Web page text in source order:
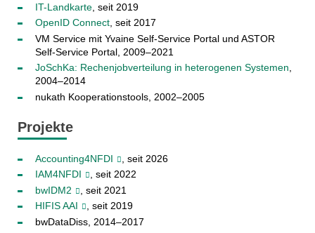
IT-Landkarte, seit 2019
OpenID Connect, seit 2017
VM Service mit Yvaine Self-Service Portal und ASTOR
Self-Service Portal, 2009–2021
JoSchKa: Rechenjobverteilung in heterogenen Systemen
2004–2014
nukath Kooperationstools, 2002–2005
Projekte
Accounting4NFDI
, seit 2026
IAM4NFDI
, seit 2022
bwIDM2
, seit 2021
HIFIS AAI
, seit 2019
bwDataDiss, 2014–2017